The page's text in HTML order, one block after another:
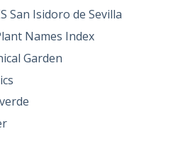
San Isidoro de Sevilla
Names Index
Garden